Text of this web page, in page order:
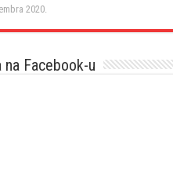
2020.
na Facebook-u